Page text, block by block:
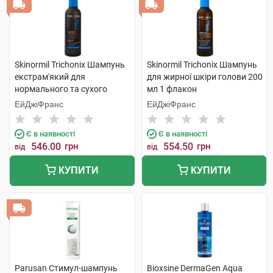
Skinormil Trichonix Шампунь
екстрам'який для
нормального та сухого
волосся 200 мл 1 флакон
ЕйДжіФранс
Є в наявності
від 546.00 грн
КУПИТИ
Skinormil Trichonix Шампунь
для жирної шкіри голови 200
мл 1 флакон
ЕйДжіФранс
Є в наявності
від 554.50 грн
КУПИТИ
Parusan Cтимул-шампунь Bioxsine DermaGen Aqua